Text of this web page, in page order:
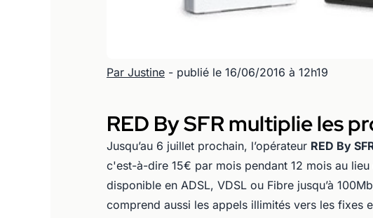
Par Justine - publié le 16/06/2016 à 12h19
RED By SFR multiplie les
Jusqu’au 6 juillet prochain, l’opérateur RED By
c'est-à-dire 15€ par mois pendant 12 mois au
disponible en ADSL, VDSL ou Fibre jusqu’à
comprend aussi les appels illimités vers les fixes